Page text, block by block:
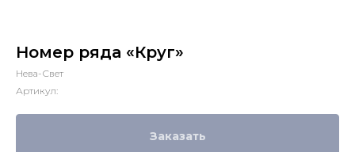
Номер ряда «Круг»
Нева-Свет
Артикул:
Заказать